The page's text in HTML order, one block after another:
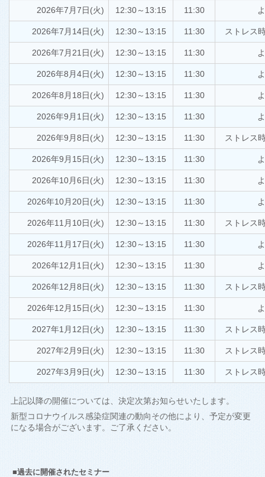
2026年7月7日(火) 12:30～13:15 11:30
2026年7月14日(火) 12:30～13:15 11:30 ストレス
2026年7月21日(火) 12:30～13:15 11:30
2026年8月4日(火) 12:30～13:15 11:30
2026年8月18日(火) 12:30～13:15 11:30
2026年9月1日(火) 12:30～13:15 11:30
2026年9月8日(火) 12:30～13:15 11:30 ストレス
2026年9月15日(火) 12:30～13:15 11:30
2026年10月6日(火) 12:30～13:15 11:30
2026年10月20日(火) 12:30～13:15 11:30
2026年11月10日(火) 12:30～13:15 11:30 ストレス
2026年11月17日(火) 12:30～13:15 11:30
2026年12月1日(火) 12:30～13:15 11:30
2026年12月8日(火) 12:30～13:15 11:30 ストレス
2026年12月15日(火) 12:30～13:15 11:30
2027年1月12日(火) 12:30～13:15 11:30 ストレス
2027年2月9日(火) 12:30～13:15 11:30 ストレス
2027年3月9日(火) 12:30～13:15 11:30 ストレス
上記以降の開催については、決定次第お知らせいたします。
新型コロナウイルス感染症関連の動向その他により、予定が変更
になる場合がございます。ご了承ください。
■過去に開催されたセミナー